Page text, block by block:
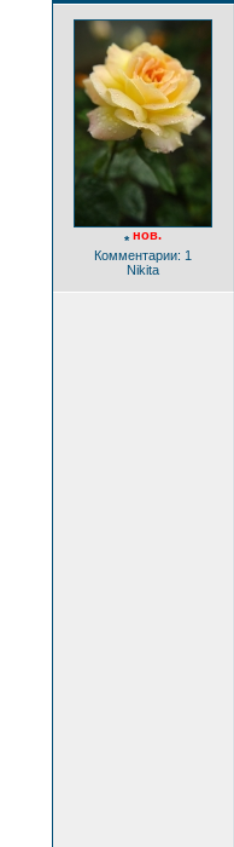
* нов.
Комментарии: 1
Nikita